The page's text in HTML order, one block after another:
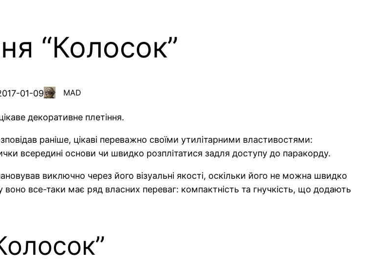
“Колосок”
01-09 MAD
декоративне плетіння.
раніше, цікаві переважно своїми утилітарними властивостями:
всередині основи чи швидко розплітатися задля доступу до паракорду.
виключно через його візуальні якості, оскільки його не можна швидко
все-таки має ряд власних переваг: компактність та гнучкість, що додають